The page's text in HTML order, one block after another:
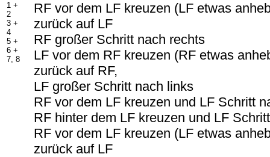
1 +
2
3 +
4
5 +
6 +
7, 8
RF vor dem LF kreuzen (LF etwas
zurück auf LF
RF großer Schritt nach rechts
LF vor dem RF kreuzen (RF etwas
zurück auf RF,
LF großer Schritt nach links
RF vor dem LF kreuzen und LF Schritt
RF hinter dem LF kreuzen und LF
RF vor dem LF kreuzen (LF etwas
zurück auf LF